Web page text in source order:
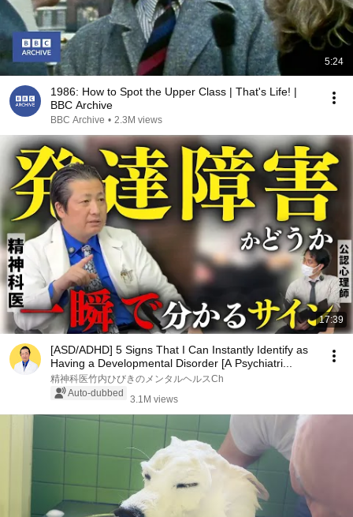
5:24
1986: How to Spot the Upper Class | That's Life! |
BBC Archive
BBC Archive • 2.3M views
17:39
[ASD/ADHD] 5 Signs That I Can Instantly Identify as
Having a Developmental Disorder [A Psychiatri...
精神科医竹内ひびきのメンタルヘルスCh
Auto-dubbed
3.1M views